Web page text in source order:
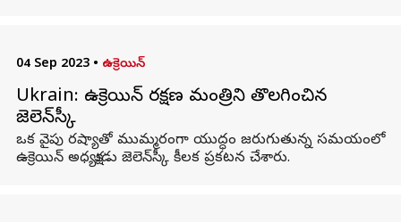
04 Sep 2023 • ఉక్రెయిన్
Ukrain: ఉక్రెయిన్ రక్షణ మంత్రిని తొలగించిన
జెలెన్‌స్కీ
ఒక వైపు రష్యాతో ముమ్మరంగా యుద్ధం జరుగుతున్న సమయంలో
ఉక్రెయిన్ అధ్యక్షుడు జెలెన్‌స్కీ కీలక ప్రకటన చేశారు.